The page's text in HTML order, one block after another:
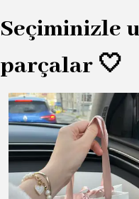
Seçiminizle
parçalar 🤍